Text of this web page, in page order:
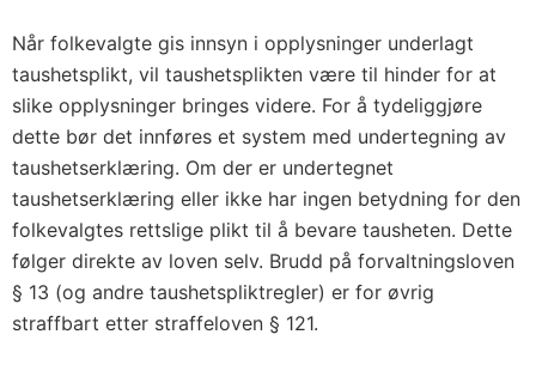
Når folkevalgte gis innsyn i opplysninger underlagt
taushetsplikt, vil taushetsplikten være til hinder for at
slike opplysninger bringes videre. For å tydeliggjøre
dette bør det innføres et system med undertegning av
taushetserklæring. Om der er undertegnet
taushetserklæring eller ikke har ingen betydning for den
folkevalgtes rettslige plikt til å bevare tausheten. Dette
følger direkte av loven selv. Brudd på forvaltningsloven
§ 13 (og andre taushets­pliktregler) er for øvrig
straffbart etter straffeloven § 121.